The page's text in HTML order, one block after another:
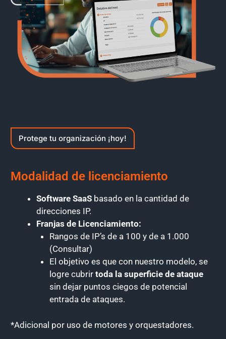
Protege tu organización ¡hoy!
Modalidad de licenciamiento
Software SaaS basado en la cantidad de
direcciones IP.
Franjas de Licenciamiento:
Rangos de IP’s de a 100 y de a 1.000
(Consultar)
El objetivo es que con nuestro modelo, se
logre cubrir toda la superficie de ataque
sin dejar puntos ciegos de potencial
entrada de ataques.
*Adicional por uso de motores y orquestadores.